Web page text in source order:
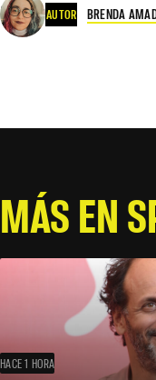
AUTOR BRENDA
MÁS EN
HACE 1 HORA